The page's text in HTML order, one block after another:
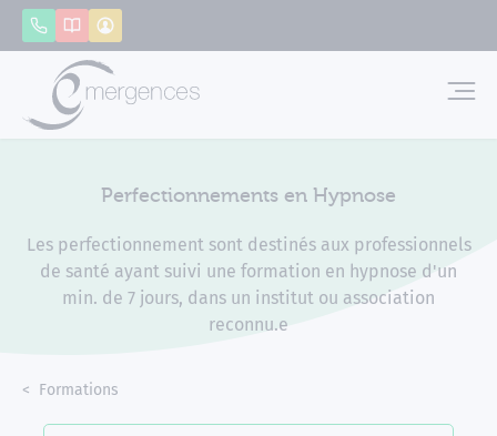
AppelerCatalogue
Perfectionnements en Hypnose
Les perfectionnement sont destinés aux professionnels
de santé ayant suivi une formation en hypnose d'un
min. de 7 jours, dans un institut ou association
reconnu.e
Accueil
Formations
Panneau de gestion des cookies